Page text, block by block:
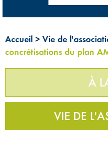
Accueil > Vie de
concrétisations du plan
À
VIE DE